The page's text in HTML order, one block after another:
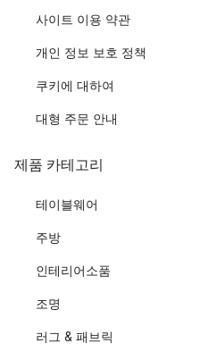
사이트 이용 약관
개인 정보 보호 정책
쿠키에 대하여
대형 주문 안내
제품 카테고리
테이블웨어
주방
인테리어소품
조명
러그 & 패브릭